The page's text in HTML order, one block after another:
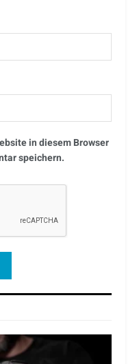
in diesem Browser
speichern.